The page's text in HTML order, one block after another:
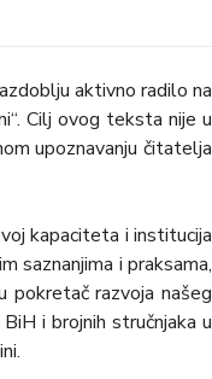
aktivno radilo na
Cilj ovog teksta nije u
upoznavanju čitatelja
kapaciteta i institucija
saznanjima i praksama,
pokretač razvoja našeg
i brojnih stručnjaka u